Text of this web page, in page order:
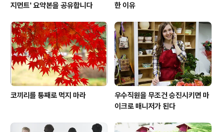
지먼트' 요약본을 공유합니다
한 이유
코끼리를 통째로 먹지 마라
우수직원을 무조건 승진시키면 마
이크로 매니저가 된다